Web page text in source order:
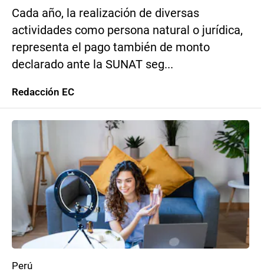
Cada año, la realización de diversas
actividades como persona natural o jurídica,
representa el pago también de monto
declarado ante la SUNAT seg...
Redacción EC
Perú